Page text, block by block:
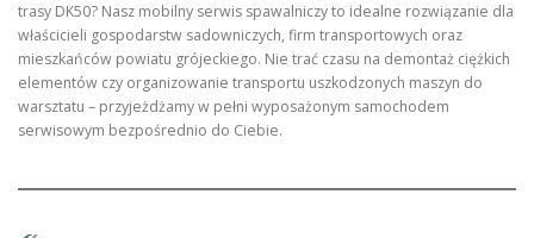
trasy DK50? Nasz mobilny serwis spawalniczy to idealne rozwiązanie dla
właścicieli gospodarstw sadowniczych, firm transportowych oraz
mieszkańców powiatu grójeckiego. Nie trać czasu na demontaż ciężkich
elementów czy organizowanie transportu uszkodzonych maszyn do
warsztatu – przyjeżdżamy w pełni wyposażonym samochodem
serwisowym bezpośrednio do Ciebie.